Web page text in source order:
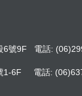
6號9F 電話:
6F 電話: